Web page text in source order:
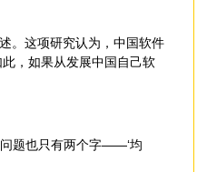
。这项研究认为，中国软件
，如果从发展中国自己软
题也只有两个字——‘均